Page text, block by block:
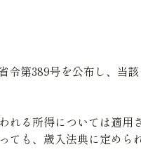
第389号を公布し、当
る所得については適用
も、歳入法典に定めら